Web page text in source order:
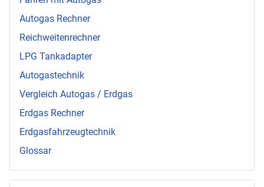
Autogas Rechner
Reichweitenrechner
LPG Tankadapter
Autogastechnik
Vergleich Autogas / Erdgas
Erdgas Rechner
Erdgasfahrzeugtechnik
Glossar